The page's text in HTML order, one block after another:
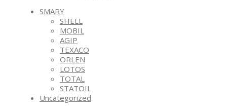
SMARY
SHELL
MOBIL
AGIP
TEXACO
ORLEN
LOTOS
TOTAL
STATOIL
Uncategorized